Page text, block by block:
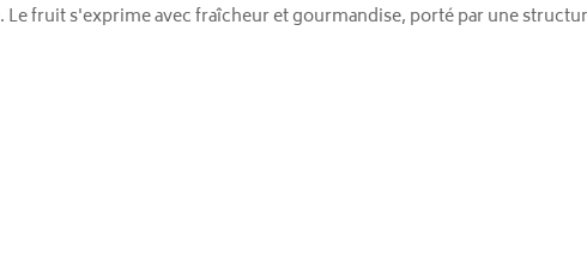
Le fruit s'exprime avec fraîcheur et gourmandise, porté par une